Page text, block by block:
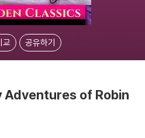
교 공유하기
Adventures of Robin